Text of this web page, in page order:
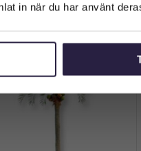
in när du har använt